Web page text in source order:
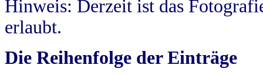
Hinweis: Derzeit ist das
erlaubt.
Die Reihenfolge der Einträge